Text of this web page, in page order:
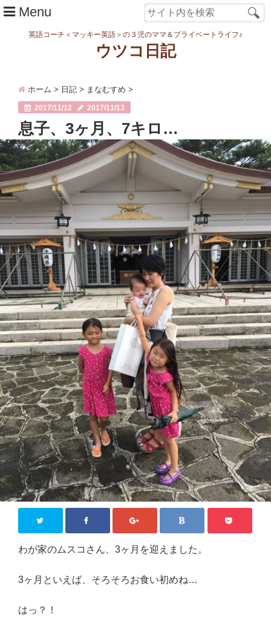
Menu
まなむすめ
家族ネタ
ワーク
スタディ
転勤・引越
妊娠・出産
ジモティー情報
沖縄
徳島
香川
東京
ロンドン
旅行
国内旅行
四国八十八か所めぐり
海外旅行
感想・レビュー
食品・スイーツ
コスメ・スキンケア
英語コーチ＜マッキー英語＞の３児のママ＆プライベートライフ♪
ウツコ日記
ホーム > 日記 > まなむすめ >
2017/11/12 2017/11/13
息子、3ヶ月、7キロ…
わが家のムスコさん、3ヶ月を迎えました。
3ヶ月といえば、そろそろお食い初めね…
はっ？！